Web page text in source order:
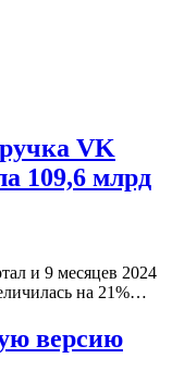
VK
109,6 млрд
и 9 месяцев 2024
на 21%…
версию